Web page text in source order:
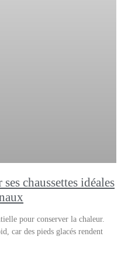
chaussettes idéales
pour conserver la chaleur.
car des pieds glacés rendent